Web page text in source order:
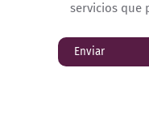
servicios que